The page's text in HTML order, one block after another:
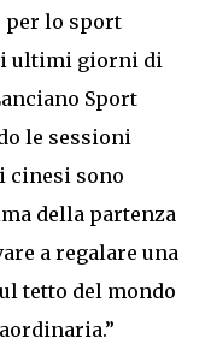
per lo sport
ultimi giorni di
Sport
le sessioni
cinesi sono
della partenza
a regalare una
tetto del mondo